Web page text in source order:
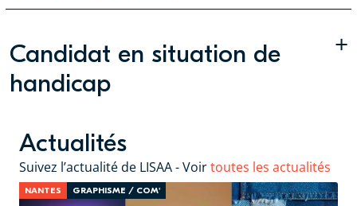
Candidat en situation de
handicap
+
Actualités
Suivez l’actualité de LISAA - Voirtoutes les actualités
NANTES GRAPHISME / COM'